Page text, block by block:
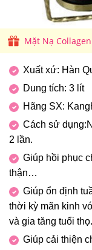
Mặt Nạ
Xuất xứ: Hàn
Dung tích: 3 lít
Hãng SX:
Cách sử
2 lần.
Giúp hồi phục
thận…
Giúp ổn định
thời kỳ mãn kinh
và gia tăng tuổi thọ.
Giúp cải thiện